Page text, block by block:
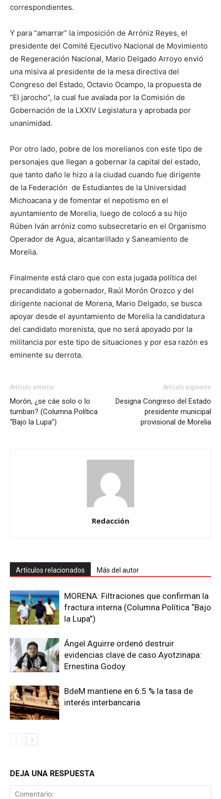
correspondientes.
Y para “amarrar” la imposición de Arróniz Reyes, el
presidente del Comité Ejecutivo Nacional de Movimiento
de Regeneración Nacional, Mario Delgado Arroyo envió
una misiva al presidente de la mesa directiva del
Congreso del Estado, Octavio Ocampo, la propuesta de
“El jarocho”, la cual fue avalada por la Comisión de
Gobernación de la LXXIV Legislatura y aprobada por
unanimidad.
Por otro lado, pobre de los morelianos con este tipo de
personajes que llegan a gobernar la capital del estado,
que tanto daño le hizo a la ciudad cuando fue dirigente
de la Federación de Estudiantes de la Universidad
Michoacana y de fomentar el nepotismo en el
ayuntamiento de Morelia, luego de colocó a su hijo
Rúben Iván arróniz como subsecretario en el Organismo
Operador de Agua, alcantarillado y Saneamiento de
Morelia.
Finalmente está claro que con esta jugada política del
precandidato a gobernador, Raúl Morón Orozco y del
dirigente nacional de Morena, Mario Delgado, se busca
apoyar desde el ayuntamiento de Morelia la candidatura
del candidato morenista, que no será apoyado por la
militancia por este tipo de situaciones y por esa razón es
eminente su derrota.
Artículo anterior
Morón, ¿se cáe solo o lo
tumban? (Columna Política
“Bajo la Lupa”)
Artículo siguiente
Designa Congreso del Estado
presidente municipal
provisional de Morelia
Redacción
Artículos relacionados Más del autor
MORENA: Filtraciones que confirman la
fractura interna (Columna Política “Bajo
la Lupa”)
Ángel Aguirre ordenó destruir
evidencias clave de caso Ayotzinapa:
Ernestina Godoy
BdeM mantiene en 6.5 % la tasa de
interés interbancaria
DEJA UNA RESPUESTA